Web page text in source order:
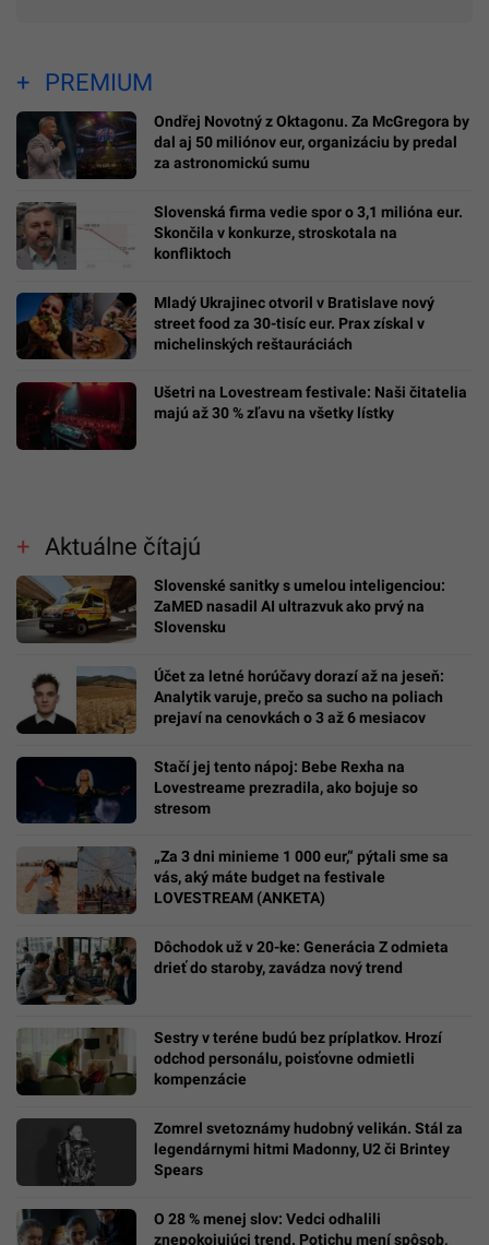
PREMIUM
Ondřej Novotný z Oktagonu. Za McGregora by
dal aj 50 miliónov eur, organizáciu by predal
za astronomickú sumu
Slovenská firma vedie spor o 3,1 milióna eur.
Skončila v konkurze, stroskotala na
konfliktoch
Mladý Ukrajinec otvoril v Bratislave nový
street food za 30-tisíc eur. Prax získal v
michelinských reštauráciách
Ušetri na Lovestream festivale: Naši čitatelia
majú až 30 % zľavu na všetky lístky
Aktuálne čítajú
Slovenské sanitky s umelou inteligenciou:
ZaMED nasadil AI ultrazvuk ako prvý na
Slovensku
Účet za letné horúčavy dorazí až na jeseň:
Analytik varuje, prečo sa sucho na poliach
prejaví na cenovkách o 3 až 6 mesiacov
Stačí jej tento nápoj: Bebe Rexha na
Lovestreame prezradila, ako bojuje so
stresom
„Za 3 dni minieme 1 000 eur,“ pýtali sme sa
vás, aký máte budget na festivale
LOVESTREAM (ANKETA)
Dôchodok už v 20-ke: Generácia Z odmieta
drieť do staroby, zavádza nový trend
Sestry v teréne budú bez príplatkov. Hrozí
odchod personálu, poisťovne odmietli
kompenzácie
Zomrel svetoznámy hudobný velikán. Stál za
legendárnymi hitmi Madonny, U2 či Brintey
Spears
O 28 % menej slov: Vedci odhalili
znepokojujúci trend. Potichu mení spôsob,